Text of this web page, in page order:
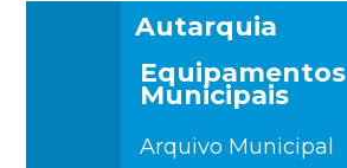
Autarquia
Equipamentos
Municipais
Arquivo Municipal